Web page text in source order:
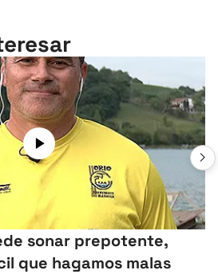
sonar prepotente,
que hagamos malas